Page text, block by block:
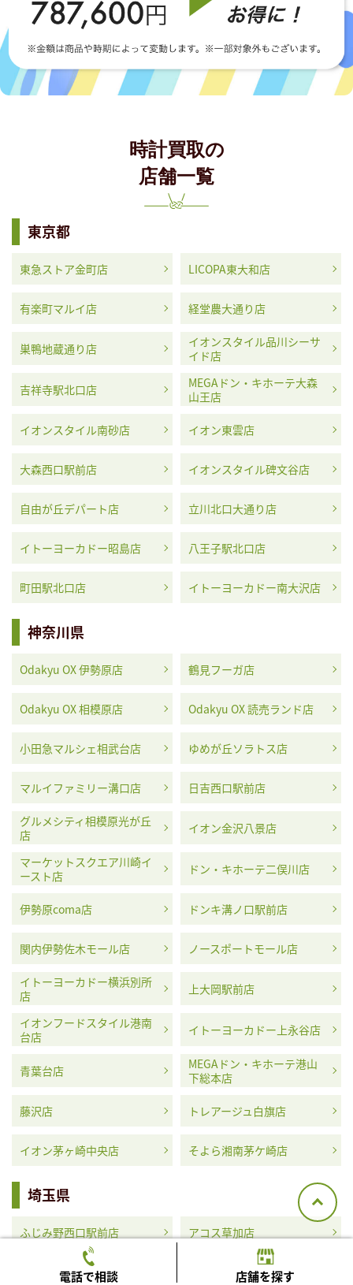
時計買取の
店舗一覧
東京都
東急ストア金町店 LICOPA東大和店
有楽町マルイ店 経堂農大通り店
巣鴨地蔵通り店
イオンスタイル品川シーサ
イド店
吉祥寺駅北口店
MEGAドン・キホーテ大森
山王店
イオンスタイル南砂店 イオン東雲店
大森西口駅前店 イオンスタイル碑文谷店
自由が丘デパート店 立川北口大通り店
イトーヨーカドー昭島店 八王子駅北口店
町田駅北口店 イトーヨーカドー南大沢店
神奈川県
Odakyu OX 伊勢原店 鶴見フーガ店
Odakyu OX 相模原店 Odakyu OX 読売ランド店
小田急マルシェ相武台店 ゆめが丘ソラトス店
マルイファミリー溝口店 日吉西口駅前店
グルメシティ相模原光が丘
店
イオン金沢八景店
マーケットスクエア川崎イ
ースト店
ドン・キホーテ二俣川店
伊勢原coma店 ドンキ溝ノ口駅前店
関内伊勢佐木モール店 ノースポートモール店
イトーヨーカドー横浜別所
店
上大岡駅前店
イオンフードスタイル港南
台店
イトーヨーカドー上永谷店
青葉台店
MEGAドン・キホーテ港山
下総本店
藤沢店 トレアージュ白旗店
イオン茅ヶ崎中央店 そよら湘南茅ケ崎店
埼玉県
ふじみ野西口駅前店 アコス草加店
イオンタウン蕨店
MEGAドン・キホーテ浦和
電話で相談 店舗を探す